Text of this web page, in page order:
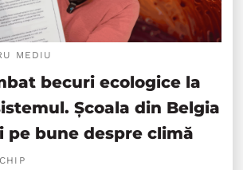
MEDIU
becuri ecologice la
Școala din Belgia
pe bune despre climă